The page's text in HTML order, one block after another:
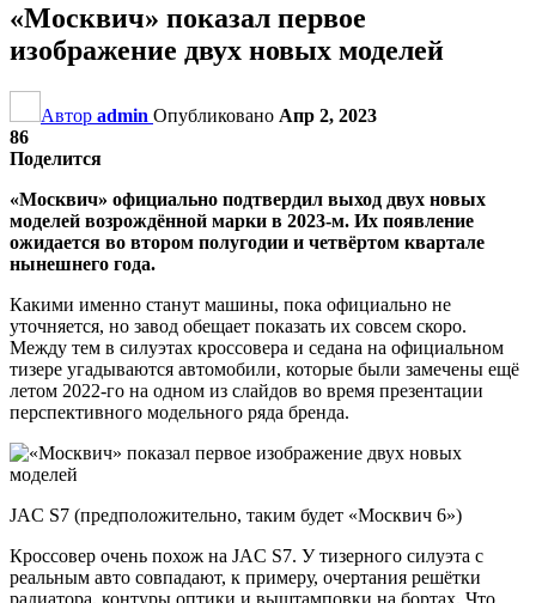
«Москвич» показал первое
изображение двух новых моделей
Автор admin Опубликовано Апр 2, 2023
86
Поделится
«Москвич» официально подтвердил выход двух новых
моделей возрождённой марки в 2023-м. Их появление
ожидается во втором полугодии и четвёртом квартале
нынешнего года.
Какими именно станут машины, пока официально не
уточняется, но завод обещает показать их совсем скоро.
Между тем в силуэтах кроссовера и седана на официальном
тизере угадываются автомобили, которые были замечены ещё
летом 2022-го на одном из слайдов во время презентации
перспективного модельного ряда бренда.
JAC S7 (предположительно, таким будет «Москвич 6»)
Кроссовер очень похож на JAC S7. У тизерного силуэта с
реальным авто совпадают, к примеру, очертания решётки
радиатора, контуры оптики и выштамповки на бортах. Что